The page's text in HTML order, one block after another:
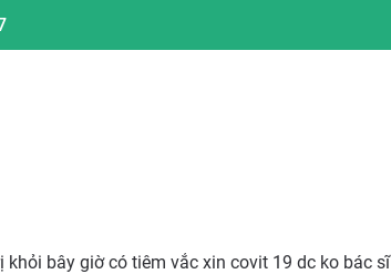
bây giờ có tiêm vắc xin covit 19 dc ko bác sĩ